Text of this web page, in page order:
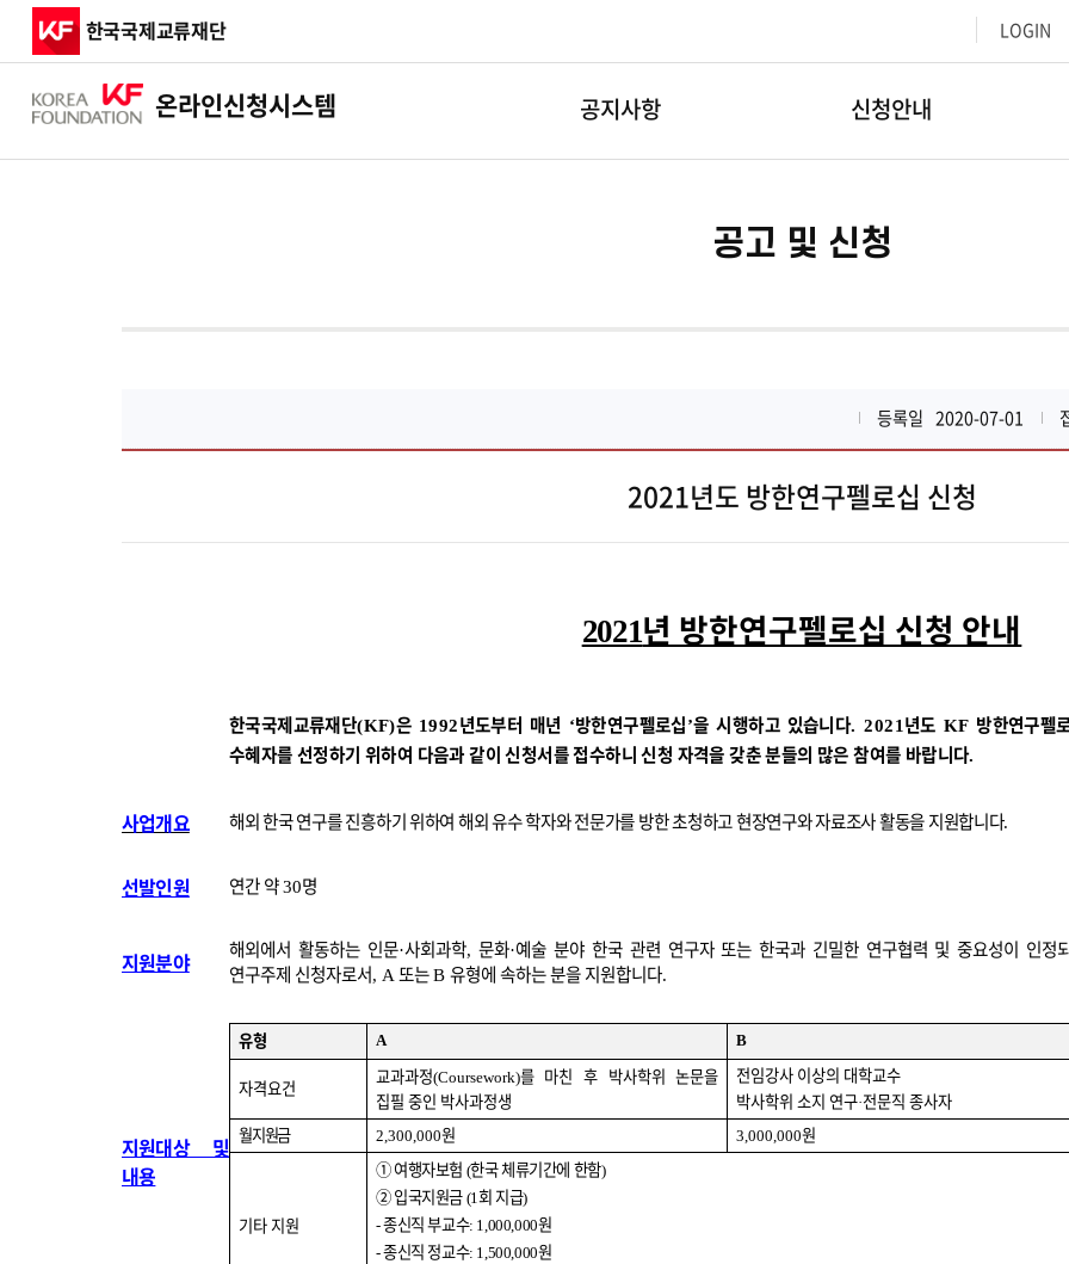
한국국제교류재단 LOGIN
온라인신청시스템 공지사항 신청안내
공고 및 신청
등록일 2020-07-01
2021년도 방한연구펠로십 신청
2021년 방한연구펠로십 신청 안내
한국국제교류재단(KF)은 1992년도부터 매년 ‘방한연구펠로십’을 시행하고 있습니다. 2021 년도 KF 방한연구펠
수혜자를 선정하기 위하여 다음과 같이 신청서를 접수하니 신청 자격을 갖춘 분들의 많은 참여를 바랍니다.
사업개요 해외 한국 연구를 진흥하기 위하여 해외 유수 학자와 전문가를 방한 초청하고 현장연구와 자료조사 활동을 지원합니다.
선발인원 연간 약30명
지원분야 해외에서 활동하는 인문·사회과학,문화·예술 분야 한국 관련 연구자 또는 한국과 긴밀한 연구협력 및 중요성이 인정
연구주제 신청자로서, A 또는B 유형에 속하는 분을 지원합니다.
지원대상 및
내용
유형 A B
자격요건
교과과정(Coursework)를 마친 후 박사학위 논문을
집필 중인 박사과정생
전임강사 이상의 대학교수
박사학위 소지 연구·전문직 종사자
월 지원금
2,300,000원 3,000,000원
기타 지원
①여행자보험 (한국 체류기간에 한함)
②입국지원금 (1 회 지급)
-종신직 부교수: 1,000,000원
-종신직 정교수: 1,500,000원